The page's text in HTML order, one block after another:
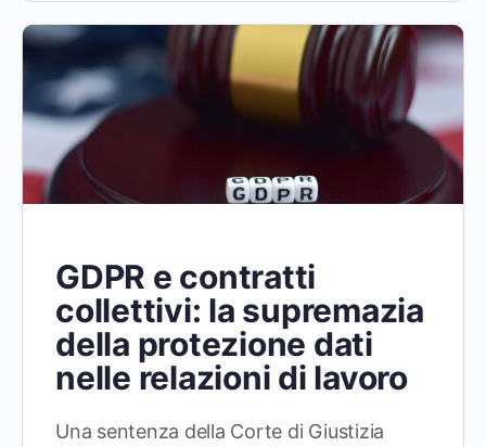
GDPR e contratti
collettivi: la supremazia
della protezione dati
nelle relazioni di lavoro
Una sentenza della Corte di Giustizia